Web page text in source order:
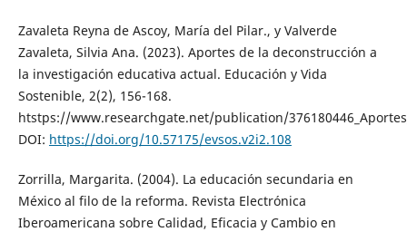
Zavaleta Reyna de Ascoy, María del Pilar., y Valverde
Zavaleta, Silvia Ana. (2023). Aportes de la deconstrucción a
la investigación educativa actual. Educación y Vida
Sostenible, 2(2), 156-168.
htstps://www.researchgate.net/publication/
DOI: https://doi.org/10.57175/evsos.v2i2.108
Zorrilla, Margarita. (2004). La educación secundaria en
México al filo de la reforma. Revista Electrónica
Iberoamericana sobre Calidad, Eficacia y Cambio en